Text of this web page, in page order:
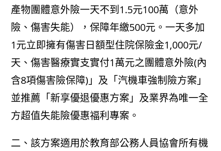
產物團體意外險一天不到1.5元100萬（意外
險、傷害失能），保障年繳500元。一天多加
1元立即擁有傷害日額型住院保險金1,000元/
天、傷害醫療實支實付1萬元之團體意外險(內
含8項傷害險保障)」及「汽機車強制險方案」
並推薦「新享優退優惠方案」及業界為唯一全
方超值失能險優惠福利專案。
二、該方案適用於教育部公務人員協會所有機